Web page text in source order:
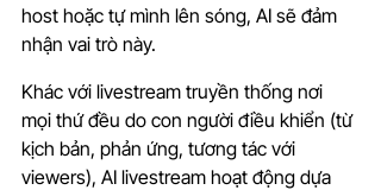
host hoặc tự mình lên sóng, AI sẽ đảm
nhận vai trò này.
Khác với livestream truyền thống nơi
mọi thứ đều do con người điều khiển (từ
kịch bản, phản ứng, tương tác với
viewers), AI livestream hoạt động dựa